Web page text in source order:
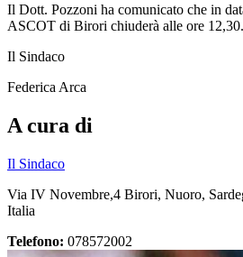
Il Dott. Pozzoni ha comunicato che in
ASCOT di Birori chiuderà alle ore 12,30.
Il Sindaco
Federica Arca
A cura di
Il Sindaco
Via IV Novembre,4 Birori, Nuoro,
Italia
Telefono: 078572002